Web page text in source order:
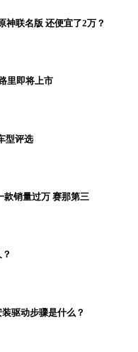
神联名版 还便宜了2万？
里即将上市
型评选
款销量过万 赛那第三
驱动步骤是什么？